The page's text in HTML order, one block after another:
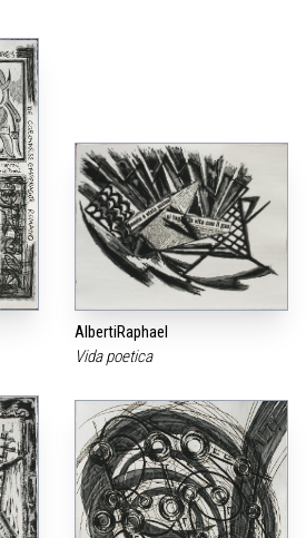
AlbertiRaphael
Vida poetica